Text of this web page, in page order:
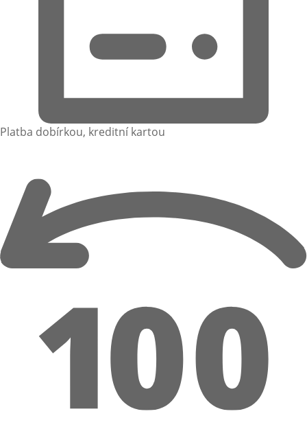
Platba dobírkou, kreditní kartou